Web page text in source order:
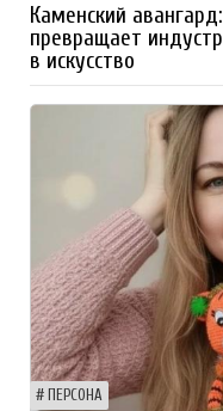
Каменский
превращает
в искусство
ПЕРСОНА